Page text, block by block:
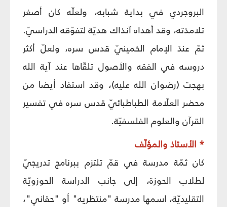
البروجردي في بداية شبابه، ولعلّه كان أصغر
تلامذته، وقد أهداه آنذاك هديّة لتفوّقه الدراسيّ.
ثمّ عندَ الإمام الخمينيّ قدس سره، ولعلّ أكثر
دروسه في الفقه والأصول تلقّاها عند آية الله
بهجت (رضوان الله عليه)، وقد استفاد أيضاً من
محضر العلّامة الطباطبائيّ قدس سره في تفسير
القرآن والعلوم الفلسفيّة.
* الأستاذ والمؤلّف
كان ثمّة مدرسة في قمّ تلتزم ببرنامج تدريجيّ
لطلاب الحوزة، إلى جانب الدراسة الحوزويّة
التقليديّة، اسمها مدرسة "منتظريه" أو "حقاني"،